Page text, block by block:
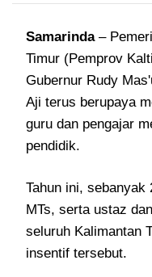
Samarinda–
Timur (Pemprov
Gubernur Rudy
Aji terus berupaya
guru dan pengajar
pendidik.
Tahun ini, sebanyak
MTs, serta ustaz
seluruh Kalimantan
insentif tersebut.